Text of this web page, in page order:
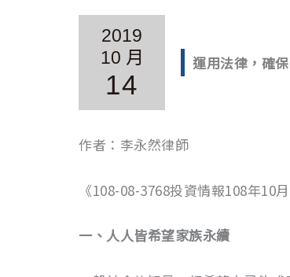
2019
10 月
14
運用法律，確
作者：李永然律師
《108-08-3768投資情報108年10
一、人人皆希望家族永續